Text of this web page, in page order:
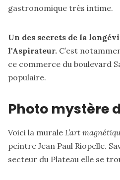
gastronomique très intime.
Un des secrets de la
l'Aspirateur. C’est
ce commerce du boulevard
populaire.
Photo mystère
Voici la murale L’art
peintre Jean Paul Riopelle.
secteur du Plateau elle se